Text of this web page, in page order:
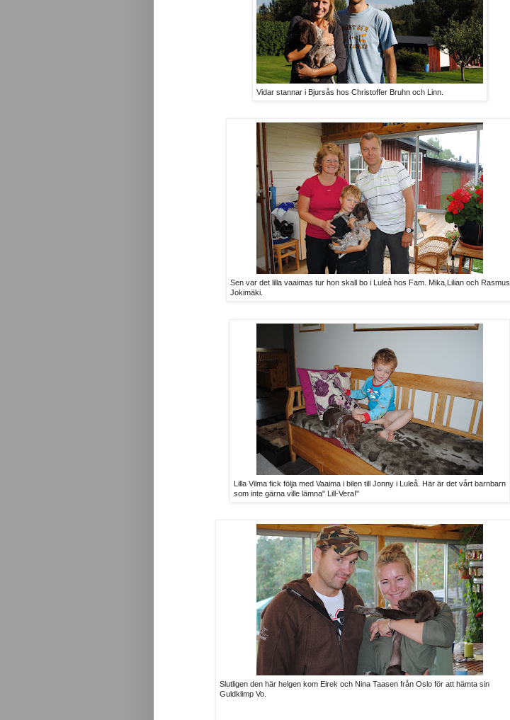
Vidar stannar i Bjursås hos Christoffer Bruhn och Linn.
Sen var det lilla vaaimas tur hon skall bo i Luleå hos Fam. Mika,Lilian och Rasmus
Jokimäki.
Lilla Vilma fick följa med Vaaima i bilen till Jonny i Luleå. Här är det vårt barnbarn
som inte gärna ville lämna" Lill-Vera!"
Slutligen den här helgen kom Eirek och Nina Taasen från Oslo för att hämta sin
Guldklimp Vo.